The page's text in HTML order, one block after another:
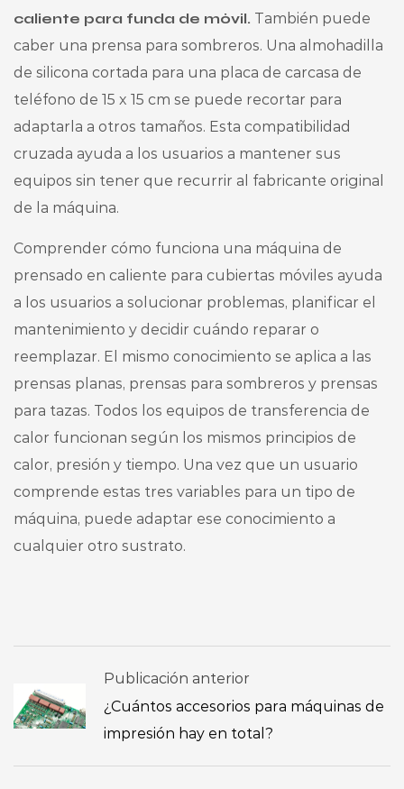
caliente para funda de móvil. También puede
caber una prensa para sombreros. Una almohadilla
de silicona cortada para una placa de carcasa de
teléfono de 15 x 15 cm se puede recortar para
adaptarla a otros tamaños. Esta compatibilidad
cruzada ayuda a los usuarios a mantener sus
equipos sin tener que recurrir al fabricante original
de la máquina.
Comprender cómo funciona una máquina de
prensado en caliente para cubiertas móviles ayuda
a los usuarios a solucionar problemas, planificar el
mantenimiento y decidir cuándo reparar o
reemplazar. El mismo conocimiento se aplica a las
prensas planas, prensas para sombreros y prensas
para tazas. Todos los equipos de transferencia de
calor funcionan según los mismos principios de
calor, presión y tiempo. Una vez que un usuario
comprende estas tres variables para un tipo de
máquina, puede adaptar ese conocimiento a
cualquier otro sustrato.
Publicación anterior
¿Cuántos accesorios para máquinas de
impresión hay en total?